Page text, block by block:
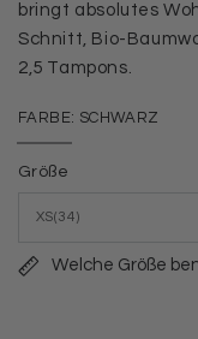
bringt absolutes
Schnitt, Bio-
2,5 Tampons.
FARBE: SCHWARZ
ausverkauft
verfügbar
Größe
Welche Größe